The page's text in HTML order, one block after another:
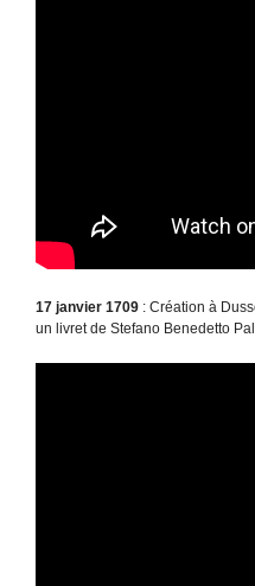
17 janvier 1709 : Création à
un livret de Stefano Benedetto